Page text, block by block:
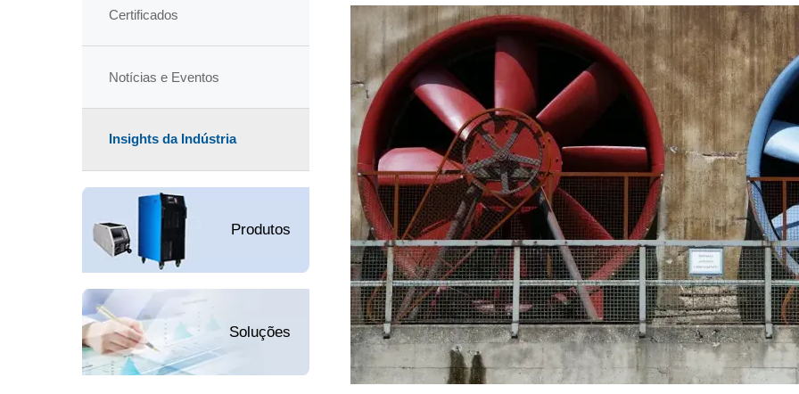
Certificados
Notícias e Eventos
Insights da Indústria
Produtos
Soluções